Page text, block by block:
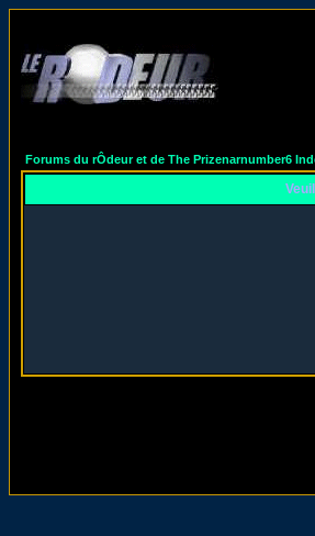
Forums du rÔdeur et de The Prizenarnumber6